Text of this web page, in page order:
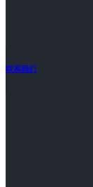
联系我们